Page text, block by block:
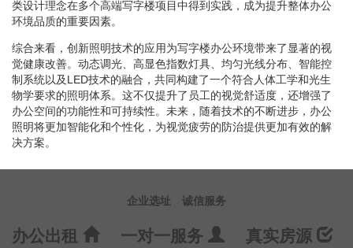
类设计理念在多个高端写字楼项目中得到实践，成为提升整体办公
环境品质的重要因素。
综合来看，创新照明技术的应用为写字楼办公环境带来了显著的视
觉健康改善。动态调光、高显色指数灯具、均匀光线分布、智能控
制系统以及LED技术的融合，共同构建了一个符合人体工学和光生
物学要求的照明体系。这不仅提升了员工的视觉舒适度，还增强了
办公空间的功能性和可持续性。未来，随着技术的不断进步，办公
照明将更加智能化和个性化，为视觉疲劳的防治提供更加有效的解
决方案。
企业选址 诚信服务
办公出租 一对一服务 真实房源